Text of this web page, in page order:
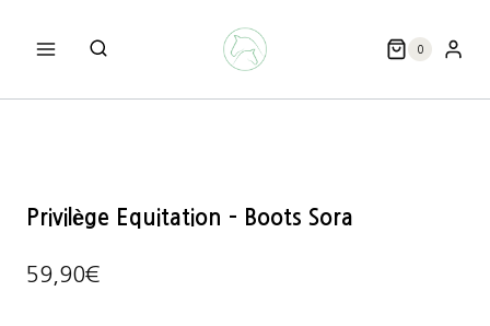
0
Privilège Equitation – Boots Sora
59,90€